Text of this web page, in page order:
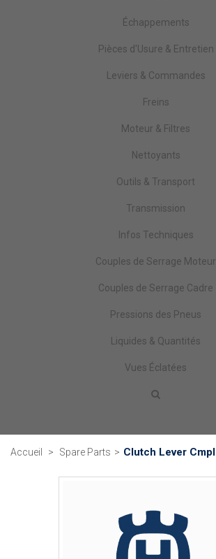
Échappements
Pièces d'Usure & Entretien
Leviers & Commandes
Freins
Moteur & Filtres
Nettoyants
Outils & Transport
Transmission
Infos Techniques
Couples de Serrage Moteur
Couples de Serrage Cadre
Pressions des Pneus
Liquides & Quantités
Vues Éclatées
Accueil > Spare Parts > Clutch Lever